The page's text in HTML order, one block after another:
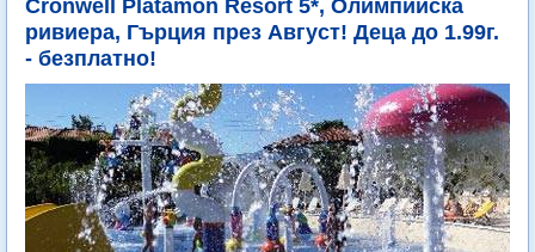
Cronwell Platamon Resort 5*, Олимпийска
ривиера, Гърция през Август! Деца до 1.99г.
- безплатно!